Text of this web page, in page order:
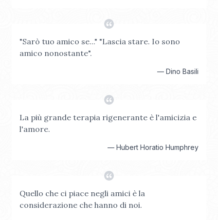
"Sarò tuo amico se..." "Lascia stare. Io sono
amico nonostante".
— Dino Basili
La più grande terapia rigenerante è l'amicizia e
l'amore.
— Hubert Horatio Humphrey
Quello che ci piace negli amici è la
considerazione che hanno di noi.